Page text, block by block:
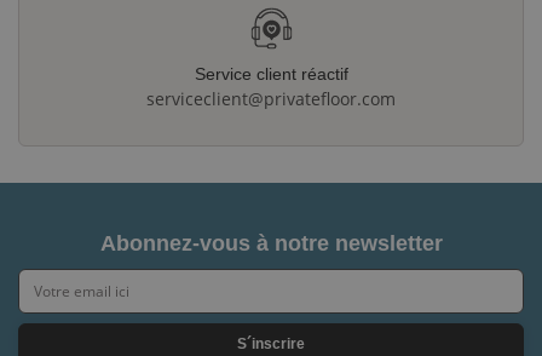
Service client réactif
serviceclient@privatefloor.com
Abonnez-vous à notre newsletter
S´inscrire